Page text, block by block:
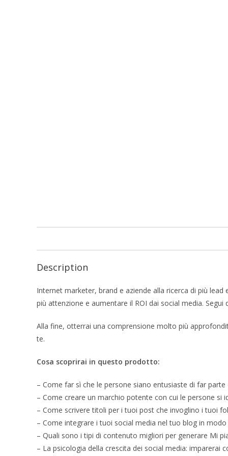
Description
Internet marketer, brand e aziende alla ricerca di più
più attenzione e aumentare il ROI dai social media.
Alla fine, otterrai una comprensione molto più
te.
Cosa scoprirai in questo prodotto:
– Come far sì che le persone siano entusiaste di far
– Come creare un marchio potente con cui le persone si
– Come scrivere titoli per i tuoi post che invoglino i tuoi
– Come integrare i tuoi social media nel tuo blog in
– Quali sono i tipi di contenuto migliori per generare Mi
– La psicologia della crescita dei social media: imparerai